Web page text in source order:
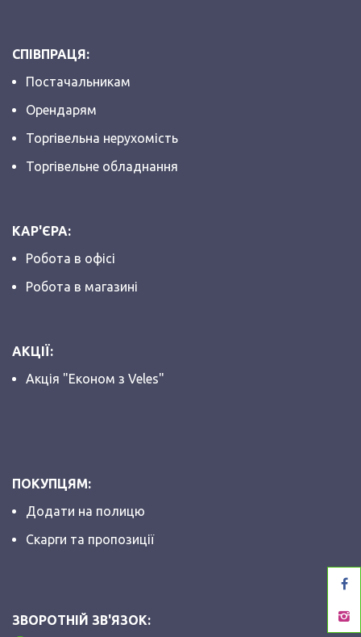
СПІВПРАЦЯ:
Постачальникам
Орендарям
Торгівельна нерухомість
Торгівельне обладнання
КАР'ЄРА:
Робота в офісі
Робота в магазині
АКЦІЇ:
Акція "Економ з Veles"
ПОКУПЦЯМ:
Додати на полицю
Скарги та пропозиції
ЗВОРОТНІЙ ЗВ'ЯЗОК: